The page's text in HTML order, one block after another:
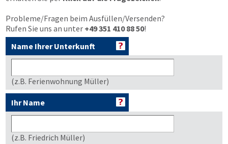
Probleme/Fragen beim Ausfüllen/Versenden?
Rufen Sie uns an unter +49 351 410 88 50!
Name Ihrer Unterkunft
(z.B. Ferienwohnung Müller)
Ihr Name
(z.B. Friedrich Müller)